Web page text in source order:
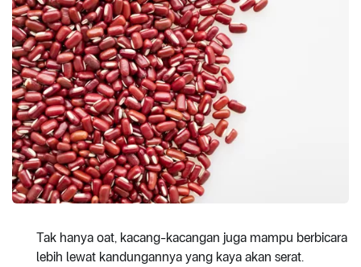
Tak hanya oat, kacang-kacangan juga mampu berbicara
lebih lewat kandungannya yang kaya akan serat.